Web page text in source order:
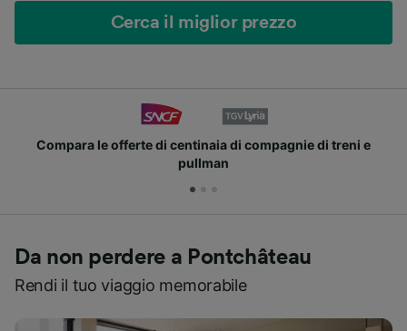
Cerca il miglior prezzo
Compara le offerte di centinaia di compagnie di treni e
pullman
Da non perdere a Pontchâteau
Rendi il tuo viaggio memorabile